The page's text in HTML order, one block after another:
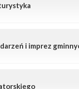
i imprez